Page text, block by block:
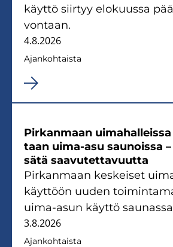
käyt­tö siir­tyy elo­kuus­sa
von­taan.
4.8.2026
Ajan­koh­tais­ta
Pir­kan­maan
taan uima-​asu sau­nois­sa
sä­tä saa­vu­tet­ta­vuut­ta
Pir­kan­maan kes­kei­set
käyt­töön uuden
uima-​asun käyt­tö
3.8.2026
Ajan­koh­tais­ta